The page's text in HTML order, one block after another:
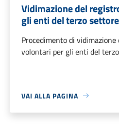
Vidimazione del
gli enti del terzo settore
Procedimento di
volontari per gli enti del
VAI ALLA PAGINA